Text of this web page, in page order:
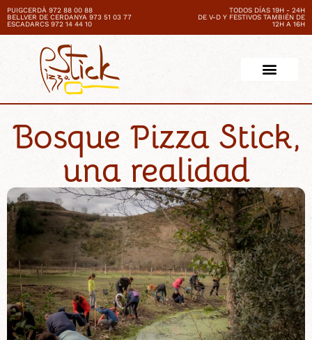
PUIGCERDÀ 972 88 00 88
BELLVER DE CERDANYA 973 51 03 77
ESCADARCS 972 14 44 10
TODOS DÍAS 19H - 24H
DE V-D Y FESTIVOS TAMBIÉN DE
12H A 16H
Bosque Pizza Stick,
una realidad